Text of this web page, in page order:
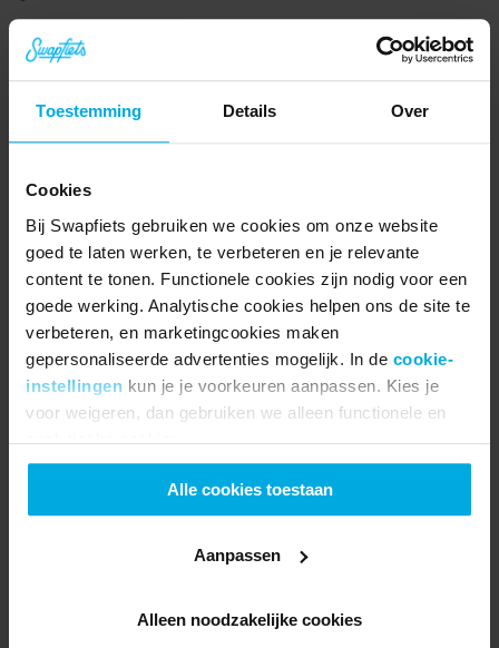
Toestemming Details Over
Cookies
Bij Swapfiets gebruiken we cookies om onze website
goed te laten werken, te verbeteren en je relevante
content te tonen. Functionele cookies zijn nodig voor een
goede werking. Analytische cookies helpen ons de site te
verbeteren, en marketingcookies maken
gepersonaliseerde advertenties mogelijk. In de cookie-
instellingen kun je je voorkeuren aanpassen. Kies je
voor weigeren, dan gebruiken we alleen functionele en
analytische cookies.
Alle cookies toestaan
Aanpassen
Alleen noodzakelijke cookies
Pedal vs. E-Bike: Welke fiets
past bij jouw rit?
Swapfiets te starten, is de winter de ultieme
betrouwbaarheidstest. Je fiets moet ijs,
wind en regen aankunnen zonder jou
onnodige stress te bezorgen. Geen zorgen,
we hebben onze fietsen precies daarvoor
gebouwd.
Voor de pedaalliefhebbers: Deluxe 7
Deluxe 7 pedal bike is jouw meest